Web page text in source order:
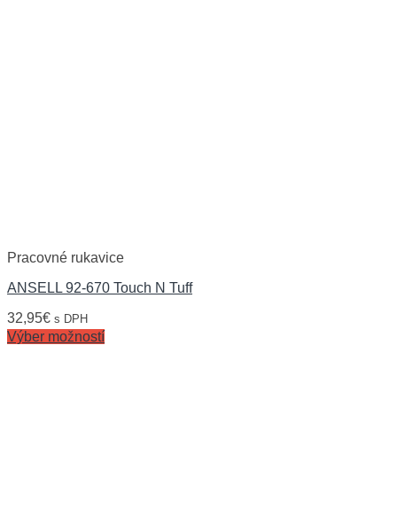
Pracovné rukavice
ANSELL 92-670 Touch N Tuff
32,95€ s DPH
Výber možností